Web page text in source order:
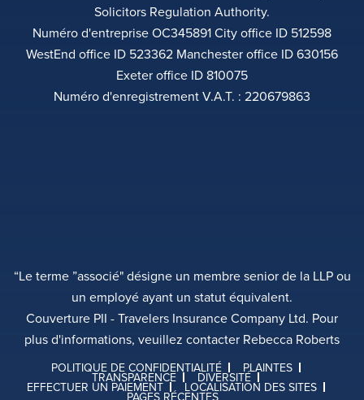
Solicitors Regulation Authority.
Numéro d'entreprise OC345891 City office ID 512598
WestEnd office ID 523362 Manchester office ID 630156
Exeter office ID 810075
Numéro d'enregistrement V.A.T. : 220679863
“Le terme ”associé" désigne un membre senior de la LLP ou
un employé ayant un statut équivalent.
Couverture PII - Travelers Insurance Company Ltd. Pour
plus d'informations, veuillez contacter Rebecca Roberts
POLITIQUE DE CONFIDENTIALITÉ PLAINTES
TRANSPARENCE DIVERSITÉ
EFFECTUER UN PAIEMENT LOCALISATION DES SITES
PAGES RÉCENTES